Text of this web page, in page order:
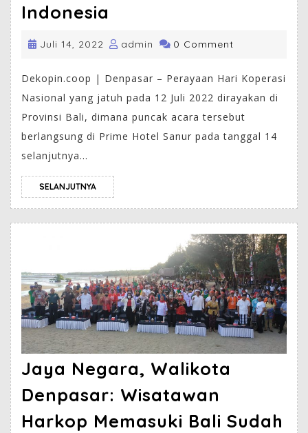
Indonesia
Juli 14, 2022 admin 0 Comment
Dekopin.coop | Denpasar – Perayaan Hari Koperasi
Nasional yang jatuh pada 12 Juli 2022 dirayakan di
Provinsi Bali, dimana puncak acara tersebut
berlangsung di Prime Hotel Sanur pada tanggal 14
selanjutnya...
SELANJUTNYA
Jaya Negara, Walikota
Denpasar: Wisatawan
Harkop Memasuki Bali Sudah